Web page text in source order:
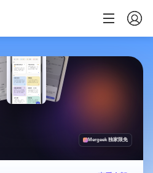
Markdown笔记与AI写作，多方式整理同步笔记
Mergeek 独家限免